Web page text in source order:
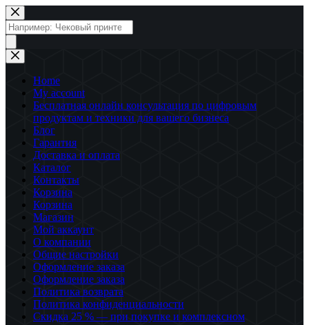
Перейти
к
сути
Поиск
товаров
Home
My account
Бесплатная онлайн консультация по цифровым
продуктам и техники для вашего бизнеса
Блог
Гарантия
Доставка и оплата
Каталог
Контакты
Корзина
Корзина
Магазин
Мой аккаунт
О компании
Общие настройки
Оформление заказа
Оформление заказа
Политика возврата
Политика конфиденциальности
Скидка 25 % — при покупке и комплексном